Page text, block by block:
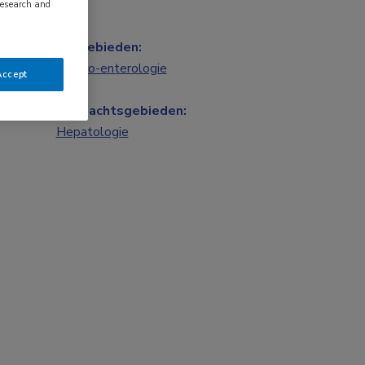
Vakgebieden:
Gastro-enterologie
Aandachtsgebieden:
Hepatologie
and